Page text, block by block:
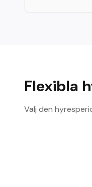
Flexibla
Välj den